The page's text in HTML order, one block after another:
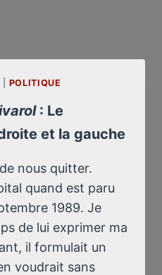
POLITIQUE
: Le
et la gauche
nous quitter.
quand est paru
1989. Je
de lui exprimer ma
il formulait un
voudrait sans